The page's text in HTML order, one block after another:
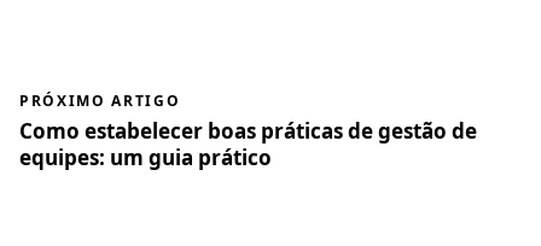
PRÓXIMO ARTIGO
Como estabelecer boas práticas de gestão de
equipes: um guia prático